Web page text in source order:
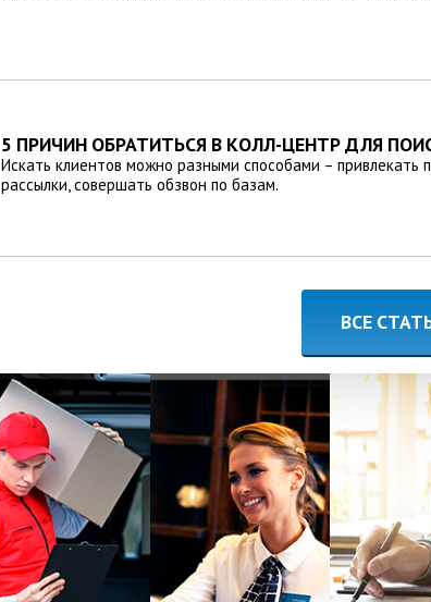
5 ПРИЧИН ОБРАТИТЬСЯ В КОЛЛ-ЦЕНТР ДЛЯ
Искать клиентов можно разными способами –
рассылки, совершать обзвон по базам.
ВСЕ